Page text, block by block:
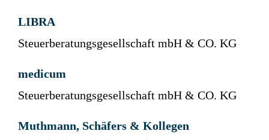
LIBRA
Steuerberatungsgesellschaft mbH & CO. KG
medicum
Steuerberatungsgesellschaft mbH & CO. KG
Muthmann, Schäfers & Kollegen